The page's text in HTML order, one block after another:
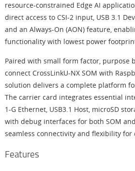
resource-constrained Edge AI
direct access to CSI-2 input, USB 3.1
and an Always-On (AON) feature,
functionality with lowest power
Paired with small form factor, purpose
connect CrossLinkU-NX SOM with
solution delivers a complete platform
The carrier card integrates essential
1-G Ethernet, USB3.1 Host, microSD
with debug interfaces for both SOM
seamless connectivity and flexibility for
Features